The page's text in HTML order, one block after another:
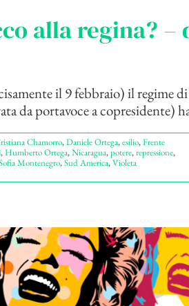
alla regina? –
il 9 febbraio) il regime
da portavoce a copresidente)
Chamorro,Daniele Ortega,esilio,Frente
,Humberto Ortega,Nicaragua,potere,repressione,
Montenegro,Sud America,Violeta